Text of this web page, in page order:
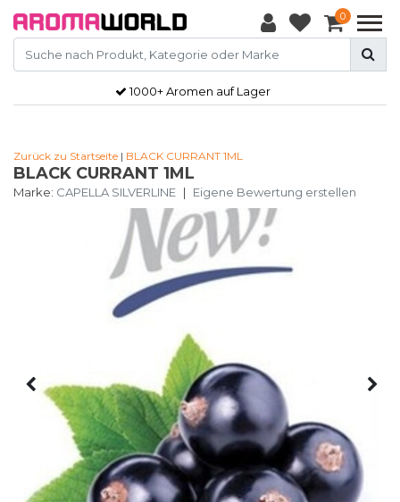
0
1000+ Aromen auf Lager
Zurück zu Startseite | BLACK CURRANT 1ML
BLACK CURRANT 1ML
Marke: CAPELLA SILVERLINE | Eigene Bewertung erstellen